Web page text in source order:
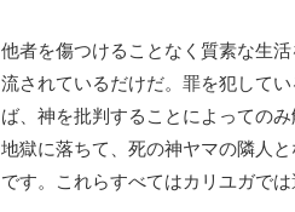
他者を傷つけることなく質素な生
流されているだけだ。罪を犯して
ば、神を批判することによっての
地獄に落ちて、死の神ヤマの隣人
です。これらすべてはカリユガでは